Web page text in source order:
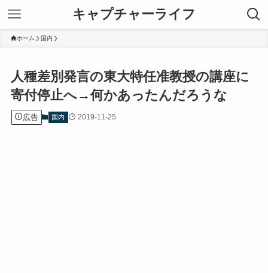
キャプチャーライフ
ホーム 国内
人種差別発言の東大特任准教授の講座に
寄付停止へ→何かあったんだろうな
広告 国内 2019-11-25